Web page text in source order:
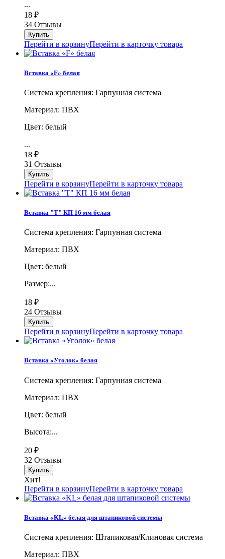
...
18 ₽
34 Отзывы
Перейти в корзинуПерейти в карточку товара
Вставка «F» белая
Система крепления: Гарпунная система
Материал: ПВХ
Цвет: белый
...
18 ₽
31 Отзывы
Перейти в корзинуПерейти в карточку товара
Вставка "Т" КП 16 мм белая
Система крепления: Гарпунная система
Материал: ПВХ
Цвет: белый
Размер:...
18 ₽
24 Отзывы
Перейти в корзинуПерейти в карточку товара
Вставка «Уголок» белая
Система крепления: Гарпунная система
Материал: ПВХ
Цвет: белый
Высота:...
20 ₽
32 Отзывы
Хит!
Перейти в корзинуПерейти в карточку товара
Вставка «KL» белая для штапиковой системы
Система крепления: Штапиковая/Клиновая система
Материал: ПВХ